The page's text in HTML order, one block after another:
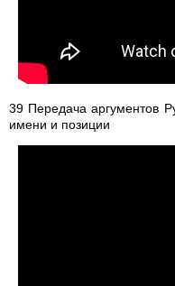
39 Передача аргументов
имени и позиции